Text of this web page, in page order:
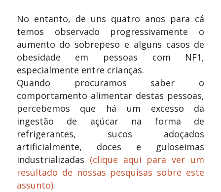
No entanto, de uns quatro anos para cá
temos observado progressivamente o
aumento do sobrepeso e alguns casos de
obesidade em pessoas com NF1,
especialmente entre crianças.
Quando procuramos saber o
comportamento alimentar destas pessoas,
percebemos que há um excesso da
ingestão de açúcar na forma de
refrigerantes, sucos adoçados
artificialmente, doces e guloseimas
industrializadas (clique aqui para ver um
resultado de nossas pesquisas sobre este
assunto).